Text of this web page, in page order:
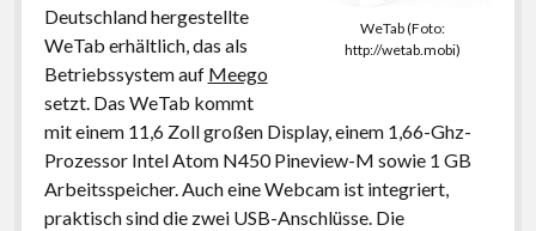
WeTab (Foto:
http://wetab.mobi)
Deutschland hergestellte
WeTab erhältlich, das als
Betriebssystem auf Meego
setzt. Das WeTab kommt
mit einem 11,6 Zoll großen Display, einem 1,66-Ghz-
Prozessor Intel Atom N450 Pineview-M sowie 1 GB
Arbeitsspeicher. Auch eine Webcam ist integriert,
praktisch sind die zwei USB-Anschlüsse. Die